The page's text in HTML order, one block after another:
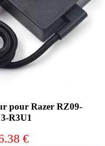
pour Razer RZ09-
R3U1
€